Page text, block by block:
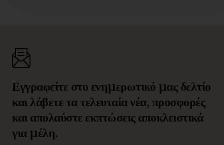
Εγγραφείτε στο ενημερωτικό μας δελτίο
και λάβετε τα τελευταία νέα, προσφορές
και απολαύστε εκπτώσεις αποκλειστικά
για μέλη.